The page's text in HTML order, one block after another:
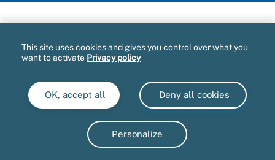
Mentions légales et CGU
Informatique et libertés
Marchés publics
This site uses cookies and gives you control over what you
want to activate Privacy policy
OK, accept all Deny all cookies
Personalize